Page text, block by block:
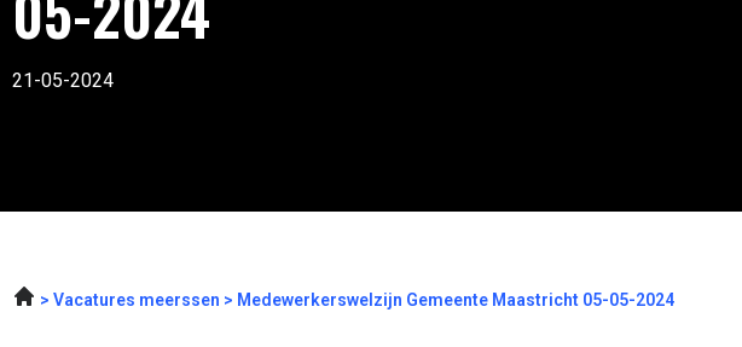
21-05-2024
Vacatures meerssen Medewerkerswelzijn Gemeente Maastricht 05-05-2024